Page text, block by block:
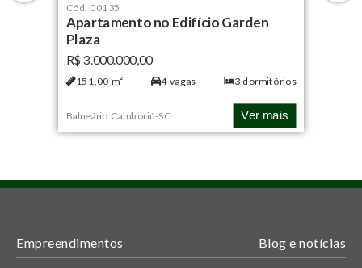
Cód. 00135
Apartamento no Edifício Garden
Plaza
R$ 3.000.000,00
151.00 m² 4vagas 3 dormitórios
Balneário Camboriú-SC Ver mais
Empreendimentos Blog e notícias